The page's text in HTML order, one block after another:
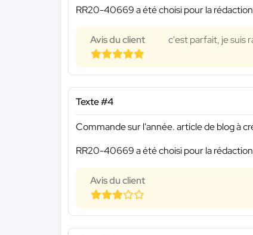
RR20-40669 a été choisi pour la
Avis du client c'est parfait, je suis
Texte #4
Commande sur l'année. article de blog à
RR20-40669 a été choisi pour la
Avis du client